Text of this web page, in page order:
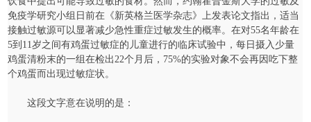
免疫学研究小组日前在《新英格兰医学杂志》上发表论文指出，适当
接触过敏源可以显著减少急性重症过敏发生的概率。在对55名年龄在
5到11岁之间有鸡蛋过敏症的儿童进行的临床试验中，每日摄入少量
鸡蛋清粉末的一组在检出22个月后，75%的实验对象不会再因吃下整
个鸡蛋而出现过敏症状。
这段文字意在说明的是：